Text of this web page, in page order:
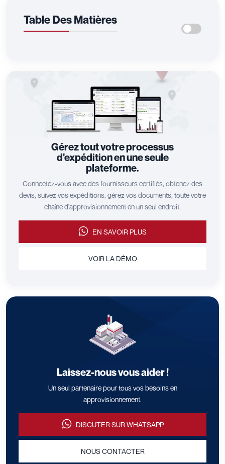
Table Des Matières
Gérez tout votre processus
d'expédition en une seule
plateforme.
Connectez-vous avec des fournisseurs certifiés, obtenez des
devis, suivez vos expéditions, gérez vos documents, toute votre
chaîne d'approvisionnement en un seul endroit.
EN SAVOIR PLUS
VOIR LA DÉMO
Laissez-nous vous aider !
Un seul partenaire pour tous vos besoins en
approvisionnement.
DISCUTER SUR WHATSAPP
NOUS CONTACTER